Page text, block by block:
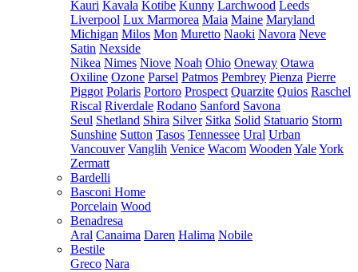
Kauri Kavala Kotibe Kunny Larchwood Leeds
Liverpool Lux Marmorea Maia Maine Maryland
Michigan Milos Mon Muretto Naoki Navora Neve
Satin Nexside
Nikea Nimes Niove Noah Ohio Oneway Otawa
Oxiline Ozone Parsel Patmos Pembrey Pienza Pierre
Piggot Polaris Portoro Prospect Quarzite Quios Raschel
Riscal Riverdale Rodano Sanford Savona
Seul Shetland Shira Silver Sitka Solid Statuario Storm
Sunshine Sutton Tasos Tennessee Ural Urban
Vancouver Vanglih Venice Wacom Wooden YaleYork
Zermatt
Bardelli
Basconi Home
Porcelain Wood
Benadresa
Aral Canaima Daren Halima Nobile
Bestile
Greco Nara